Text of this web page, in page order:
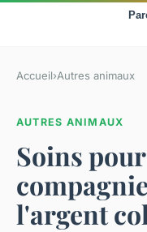
Accueil›Autres animaux
AUTRES ANIMAUX
Soins
l'argent